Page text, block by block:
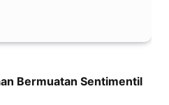
Bermuatan Sentimentil